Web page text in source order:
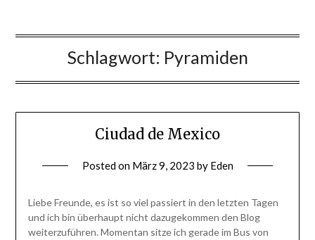
Schlagwort: Pyramiden
Ciudad de Mexico
Posted on März 9, 2023 by Eden
Liebe Freunde, es ist so viel passiert in den letzten Tagen
und ich bin überhaupt nicht dazugekommen den Blog
weiterzuführen. Momentan sitze ich gerade im Bus von